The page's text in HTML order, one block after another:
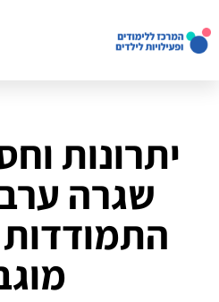
יתרונות
שגרה